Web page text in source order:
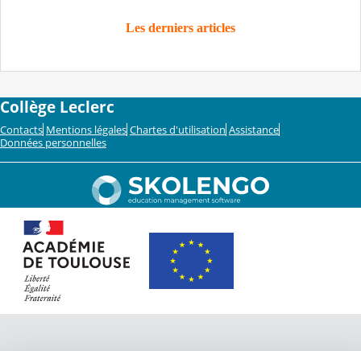
Les derniers articles
Collège Leclerc
Contacts Mentions légales Chartes d'utilisation Assistance
Données personnelles